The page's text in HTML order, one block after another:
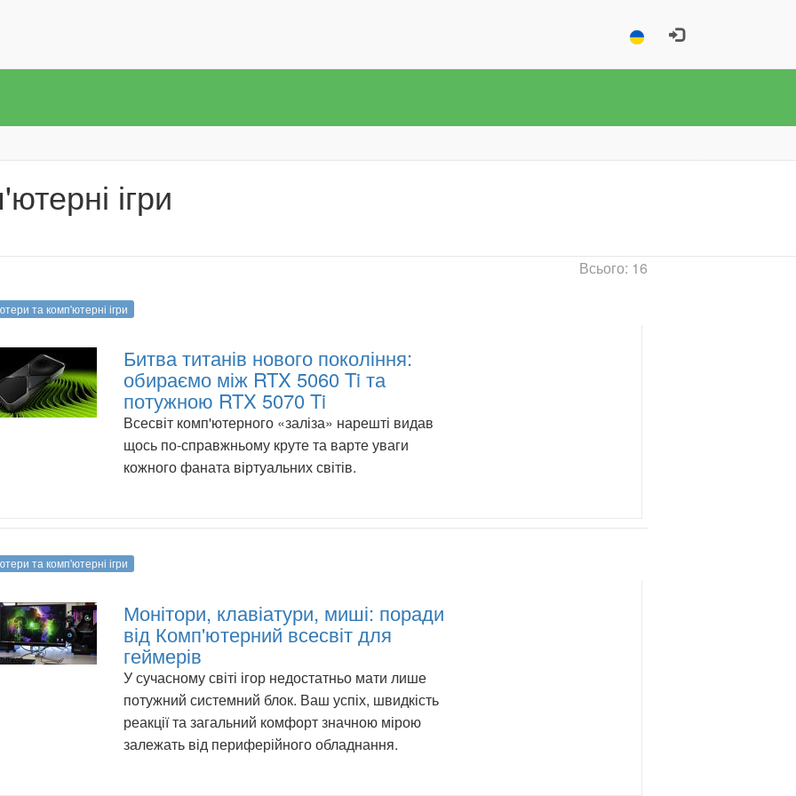
ігри
Всього: 16
та комп'ютерні ігри
Битва титанів нового покоління:
обираємо між RTX 5060 Ti та
потужною RTX 5070 Ti
Всесвіт комп'ютерного «заліза» нарешті видав
щось по-справжньому круте та варте уваги
кожного фаната віртуальних світів.
та комп'ютерні ігри
Монітори, клавіатури, миші: поради
від Комп'ютерний всесвіт для
геймерів
У сучасному світі ігор недостатньо мати лише
потужний системний блок. Ваш успіх, швидкість
реакції та загальний комфорт значною мірою
залежать від периферійного обладнання.